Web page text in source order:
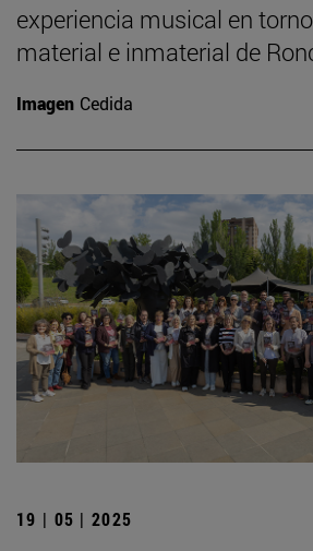
experiencia musical en
material e inmaterial de
Imagen Cedida
19 | 05 | 2025